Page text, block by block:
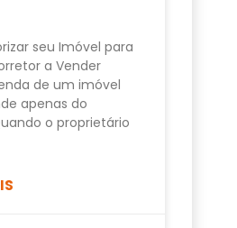
seu Imóvel para
a Vender
de um imóvel
apenas do
o proprietário